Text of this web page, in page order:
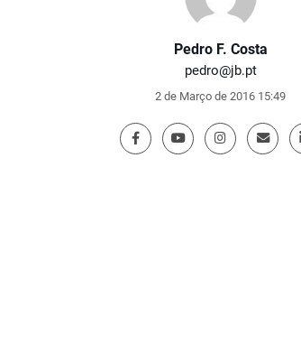
Pedro F. Costa
pedro@jb.pt
2 de Março de 2016 15:49